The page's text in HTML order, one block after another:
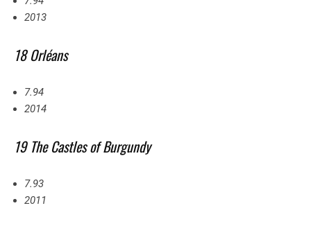
2013
18 Orléans
7.94
2014
19 The Castles of Burgundy
7.93
2011